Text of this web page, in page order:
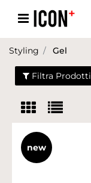
Open menu
Styling Gel
Filtra Prodotti
new